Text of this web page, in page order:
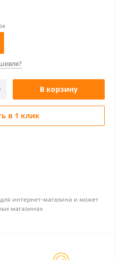
В корзину
в 1 клик
интернет-магазина и может
магазинах